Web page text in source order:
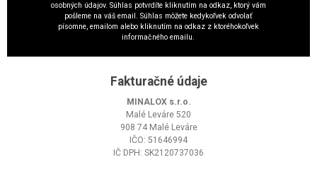
osobných údajov. Súhlas potvrdíte kliknutím na odkaz, ktorý vám
pošleme na váš email. Súhlas môžete kedykoľvek odvolať
písomne, emailom alebo kliknutím na odkaz z ktoréhokoľvek
informačného emailu.
Fakturačné údaje
MINALOX s.r.o.
Malé Leváre 520
908 74 Malé Leváre
IČO: 51646994
IČ DPH: SK2120737036